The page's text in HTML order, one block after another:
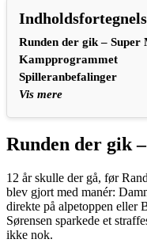
Runden der gik – Super
Kampprogrammet
Spilleranbefalinger
Vis mere
Runden der gik
12 år skulle der gå, før
blev gjort med manér:
direkte på alpetoppen eller
Sørensen sparkede et
ikke nok.